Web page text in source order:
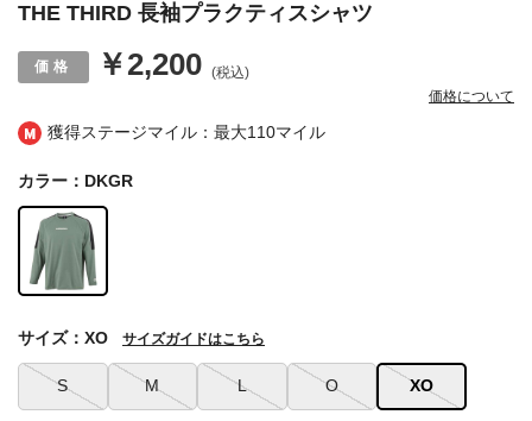
獲得ステージマイル：最大110マイル
THE THIRD 長袖プラクティスシャツ
￥2,200 (税込)
価格について
カラー：DKGR
S M L O XO
サイズ：XO サイズガイドはこちら